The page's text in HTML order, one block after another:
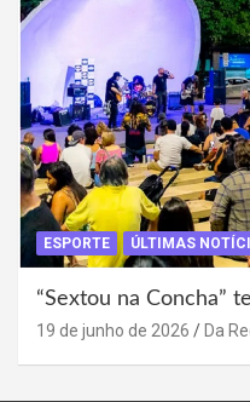
ESPORTE ÚLTIMAS
“Sextou na Concha”
19 de junho de 2026 Da